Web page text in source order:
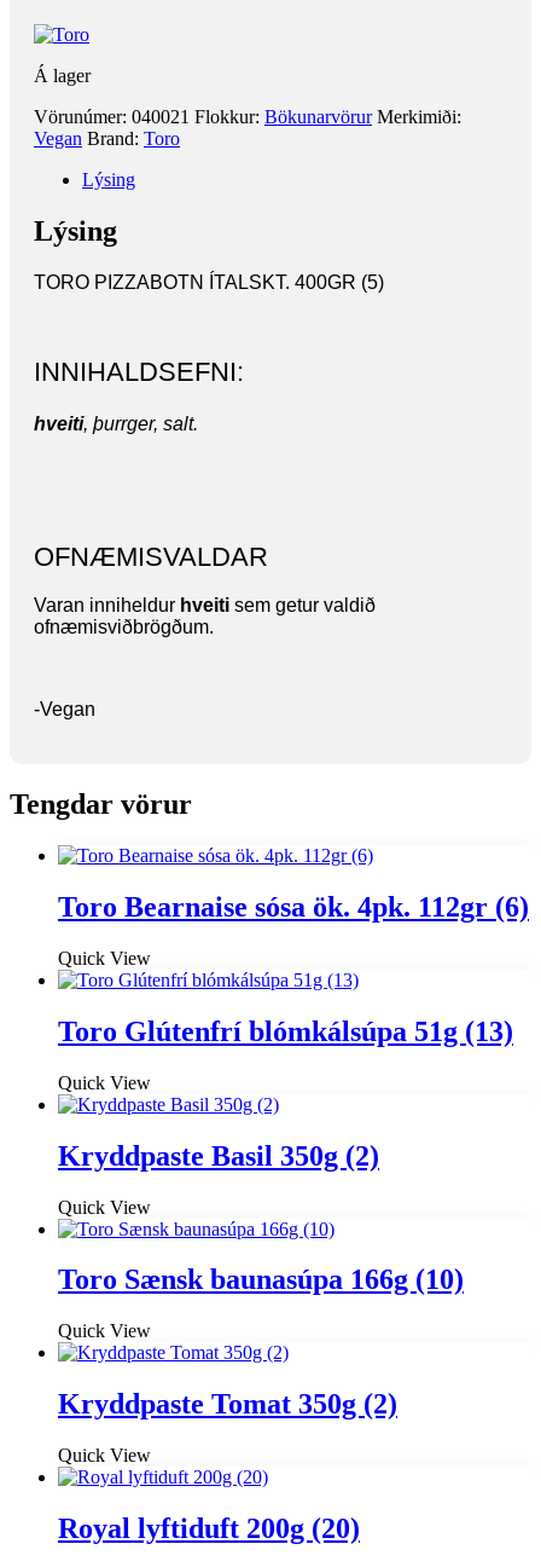
Á lager
Vörunúmer: 040021 Flokkur: Bökunarvörur Merkimiði:
Vegan Brand: Toro
Lýsing
Lýsing
TORO PIZZABOTN ÍTALSKT. 400GR (5)
INNIHALDSEFNI:
hveiti, þurrger, salt.
OFNÆMISVALDAR
Varan inniheldur hveiti sem getur valdið
ofnæmisviðbrögðum.
-Vegan
Tengdar vörur
Toro Bearnaise sósa ök. 4pk. 112gr (6)
Quick View
Toro Glútenfrí blómkálsúpa 51g (13)
Quick View
Kryddpaste Basil 350g (2)
Quick View
Toro Sænsk baunasúpa 166g (10)
Quick View
Kryddpaste Tomat 350g (2)
Quick View
Royal lyftiduft 200g (20)